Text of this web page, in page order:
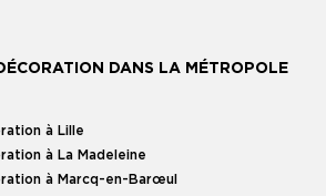
DANS LA MÉTROPOLE
à Lille
à La Madeleine
à Marcq-en-Barœul